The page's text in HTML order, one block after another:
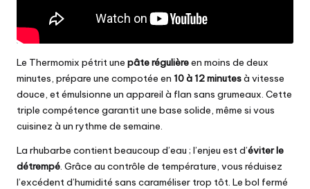
Le Thermomix pétrit une pâte régulièreen moins de deux
minutes, prépare une compotée en 10 à 12 minutesà vitesse
douce, et émulsionne un appareil à flan sans grumeaux. Cette
triple compétence garantit une base solide, même si vous
cuisinez à un rythme de semaine.
La rhubarbe contient beaucoup d’eau ; l’enjeu est d’éviter le
détrempé. Grâce au contrôle de température, vous réduisez
l’excédent d’humidité sans caraméliser trop tôt. Le bol fermé